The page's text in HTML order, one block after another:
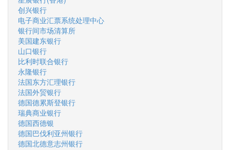
创兴银行
电子商业汇票系统处理中心
银行间市场清算所
美国建东银行
山口银行
比利时联合银行
永隆银行
法国东方汇理银行
法国外贸银行
德国德累斯登银行
瑞典商业银行
德国西德银
德国巴伐利亚州银行
德国北德意志州银行